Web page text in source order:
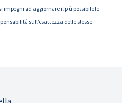
impegni ad aggiornare il più possibile le
sull’esattezza delle stesse.